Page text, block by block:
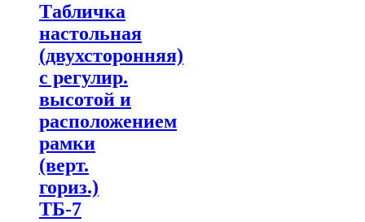
Tабличка
настольная
(двухсторонняя)
с регулир.
высотой и
расположением
рамки
(верт.
гориз.)
ТБ-7